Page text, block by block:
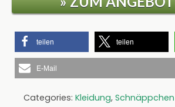
teilen teilen
E-Mail
Categories: Kleidung, Schnäppchen